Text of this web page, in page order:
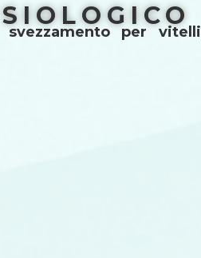
svezzamento per vitelli